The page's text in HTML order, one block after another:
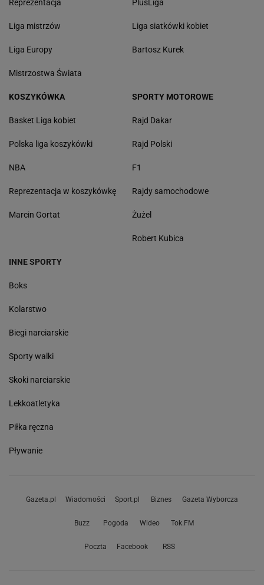
Reprezentacja
Liga mistrzów
Liga Europy
Mistrzostwa Świata
PlusLiga
Liga siatkówki kobiet
Bartosz Kurek
KOSZYKÓWKA
Basket Liga kobiet
Polska liga koszykówki
NBA
Reprezentacja w koszykówkę
Marcin Gortat
SPORTY MOTOROWE
Rajd Dakar
Rajd Polski
F1
Rajdy samochodowe
Żużel
Robert Kubica
INNE SPORTY
Boks
Kolarstwo
Biegi narciarskie
Sporty walki
Skoki narciarskie
Lekkoatletyka
Piłka ręczna
Pływanie
Gazeta.pl Wiadomości Sport.pl Biznes Gazeta Wyborcza
Buzz Pogoda Wideo Tok.FM
Poczta Facebook RSS